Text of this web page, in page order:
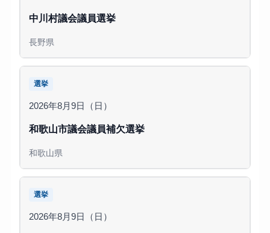
中川村議会議員選挙
長野県
選挙
2026年8月9日（日）
和歌山市議会議員補欠選挙
和歌山県
選挙
2026年8月9日（日）